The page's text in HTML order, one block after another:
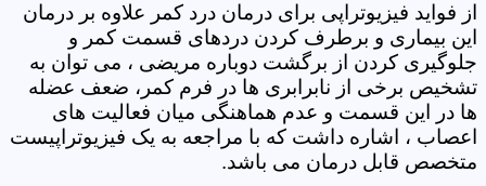
از فواید فیزیوتراپی برای درمان درد کمر علاوه بر درمان
این بیماری و برطرف کردن دردهای قسمت کمر و
جلوگیری کردن از برگشت دوباره مریضی ، می توان به
تشخیص برخی از نابرابری ها در فرم کمر، ضعف عضله
ها در این قسمت و عدم هماهنگی میان فعالیت های
اعصاب ، اشاره داشت که با مراجعه به یک فیزیوتراپیست
متخصص قابل درمان می باشد.